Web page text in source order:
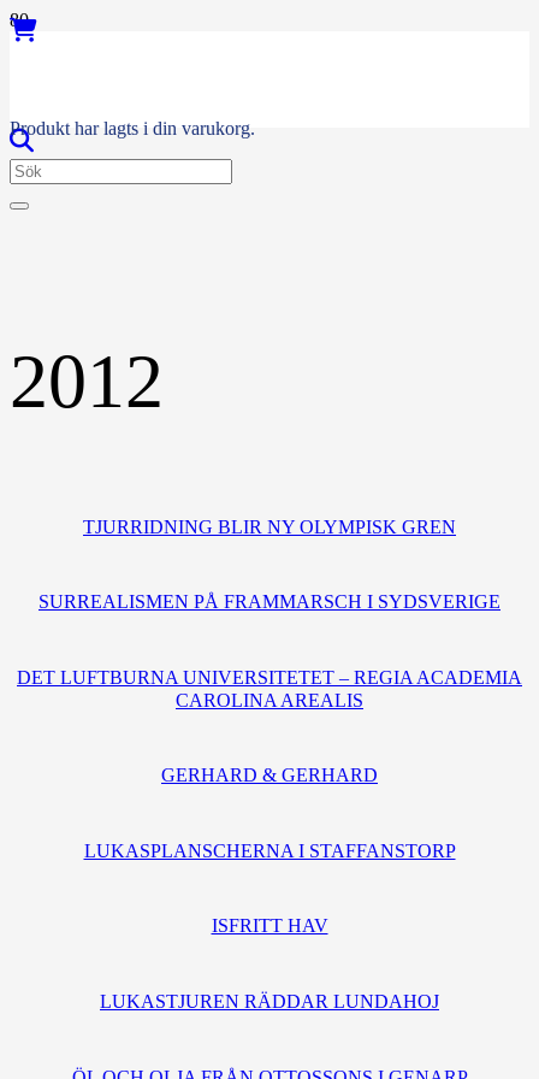
Produkt har lagts i din varukorg.
2012
TJURRIDNING BLIR NY OLYMPISK GREN
SURREALISMEN PÅ FRAMMARSCH I SYDSVERIGE
DET LUFTBURNA UNIVERSITETET – REGIA ACADEMIA
CAROLINA AREALIS
GERHARD & GERHARD
LUKASPLANSCHERNA I STAFFANSTORP
ISFRITT HAV
LUKASTJUREN RÄDDAR LUNDAHOJ